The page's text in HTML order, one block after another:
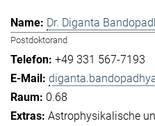
Dr. Diganta
Postdoktorand
+49 331 567-7193
0.68
Astrophysikalische